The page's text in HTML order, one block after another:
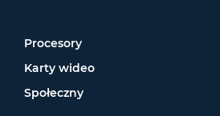
Procesory
Karty wideo
Społeczny